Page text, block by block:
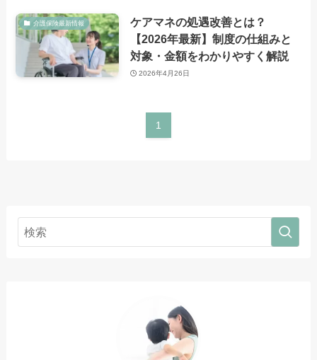
介護保険最新情報
ケアマネの処遇改善とは？
【2026年最新】制度の仕組みと
対象・金額をわかりやすく解説
2026年4月26日
1